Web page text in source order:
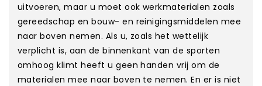
uitvoeren, maar u moet ook werkmaterialen zoals
gereedschap en bouw- en reinigingsmiddelen mee
naar boven nemen. Als u, zoals het wettelijk
verplicht is, aan de binnenkant van de sporten
omhoog klimt heeft u geen handen vrij om de
materialen mee naar boven te nemen. En er is niet